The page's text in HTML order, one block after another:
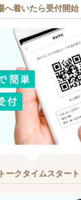
へ着いたら受付開始
ークタイムスタート